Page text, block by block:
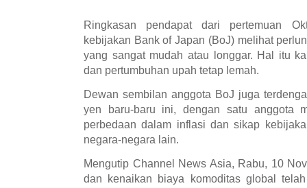
Ringkasan pendapat dari pertemuan
kebijakan Bank of Japan (BoJ) melihat
yang sangat mudah atau longgar. Hal itu
dan pertumbuhan upah tetap lemah.
Dewan sembilan anggota BoJ juga
yen baru-baru ini, dengan satu anggota
perbedaan dalam inflasi dan sikap
negara-negara lain.
Mengutip Channel News Asia, Rabu, 10
dan kenaikan biaya komoditas global